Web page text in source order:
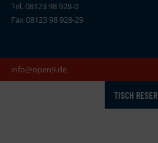
Tel. 08123 98 928-0
Fax 08123 98 928-29
info@open9.de
TISCH